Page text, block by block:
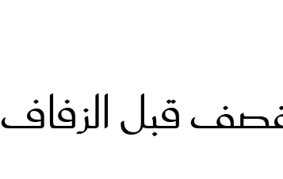
قبل الزفاف
مجلة سيدتي
مناسبات X سيدتي